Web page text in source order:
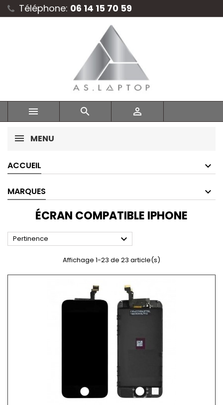
Téléphone: 06 14 15 70 59
  
MENU
ACCUEIL
MARQUES
ÉCRAN COMPATIBLE IPHONE
Pertinence 
Affichage 1-23 de 23 article(s)